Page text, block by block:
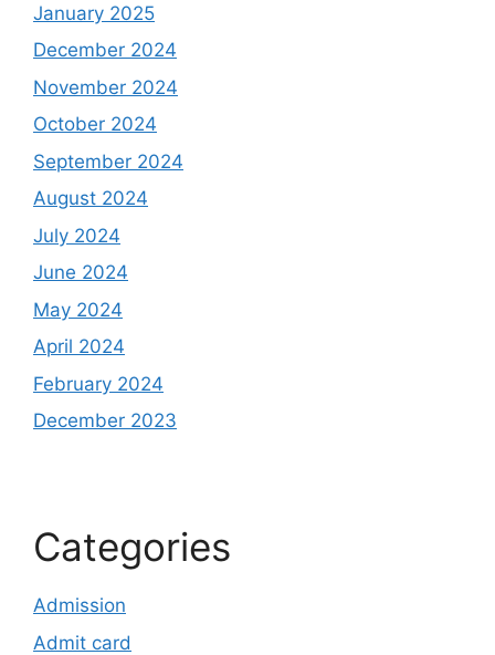
January 2025
December 2024
November 2024
October 2024
September 2024
August 2024
July 2024
June 2024
May 2024
April 2024
February 2024
December 2023
Categories
Admission
Admit card